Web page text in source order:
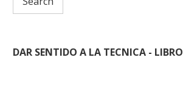
DAR SENTIDO A LA TECNICA - LIBRO